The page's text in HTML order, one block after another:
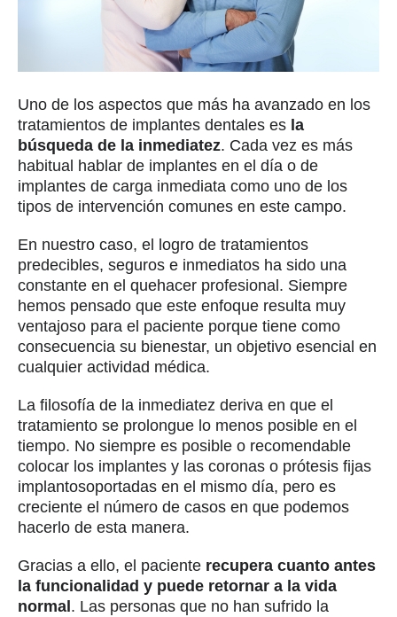
Uno de los aspectos que más ha avanzado en los
tratamientos de implantes dentales es la
búsqueda de la inmediatez. Cada vez es más
habitual hablar de implantes en el día o de
implantes de carga inmediata como uno de los
tipos de intervención comunes en este campo.
En nuestro caso, el logro de tratamientos
predecibles, seguros e inmediatos ha sido una
constante en el quehacer profesional. Siempre
hemos pensado que este enfoque resulta muy
ventajoso para el paciente porque tiene como
consecuencia su bienestar, un objetivo esencial en
cualquier actividad médica.
La filosofía de la inmediatez deriva en que el
tratamiento se prolongue lo menos posible en el
tiempo. No siempre es posible o recomendable
colocar los implantes y las coronas o prótesis fijas
implantosoportadas en el mismo día, pero es
creciente el número de casos en que podemos
hacerlo de esta manera.
Gracias a ello, el paciente recupera cuanto antes
la funcionalidad y puede retornar a la vida
normal . Las personas que no han sufrido la